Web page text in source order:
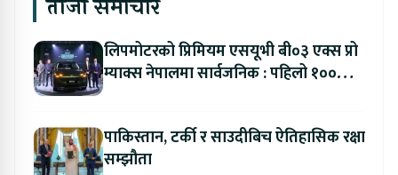
ताजा समाचार
लिपमोटरको प्रिमियम एसयूभी बी०३ एक्स प्रो
म्याक्स नेपालमा सार्वजनिक : पहिलो १००
पाकिस्तान, टर्की र साउदीबिच ऐतिहासिक रक्षा
सम्झौता